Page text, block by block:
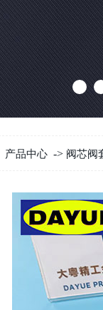
产品中心 -> 阀芯阀